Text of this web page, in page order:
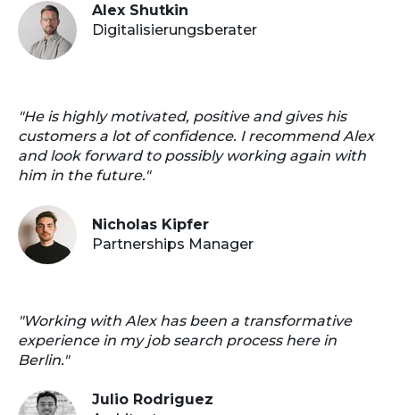
Alex Shutkin
Digitalisierungsberater
"He is highly motivated, positive and gives his
customers a lot of confidence. I recommend Alex
and look forward to possibly working again with
him in the future."
Nicholas Kipfer
Partnerships Manager
"Working with Alex has been a transformative
experience in my job search process here in
Berlin."
Julio Rodriguez